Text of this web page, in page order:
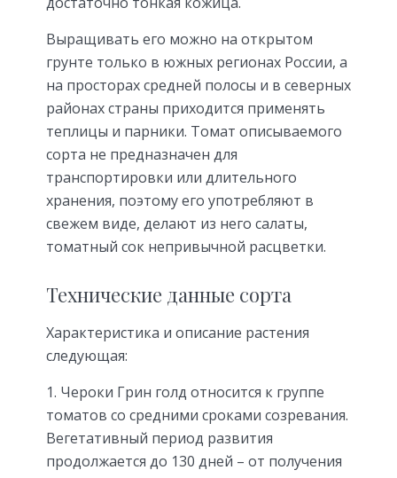
Выращивать его можно на открытом
грунте только в южных регионах России, а
на просторах средней полосы и в северных
районах страны приходится применять
теплицы и парники. Томат описываемого
сорта не предназначен для
транспортировки или длительного
хранения, поэтому его употребляют в
свежем виде, делают из него салаты,
томатный сок непривычной расцветки.
Технические данные сорта
Характеристика и описание растения
следующая:
Чероки Грин голд относится к группе
томатов со средними сроками созревания.
Вегетативный период развития
продолжается до 130 дней – от получения